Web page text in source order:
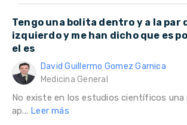
Tengo una bolita dentro y a la
izquierdo y me han dicho que es
el es
David Guillermo Gomez Garnica
Medicina General
No existe en los estudios científicos una
ap... Leer más